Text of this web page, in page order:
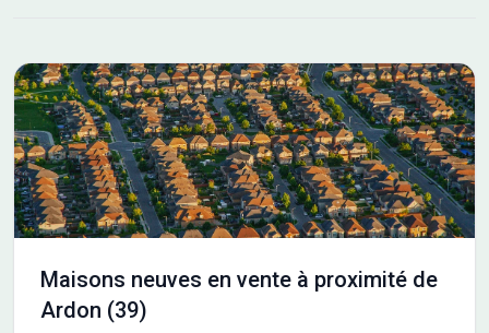
GABRILLARGUES de Maisons France Confort Bourg-en-
Bresse au 06-81-77-73-67. Il se tient à votre disposition
pour vous accompagner dans votre projet de
construction.
Maisons neuves en vente à proximité de
Ardon (39)